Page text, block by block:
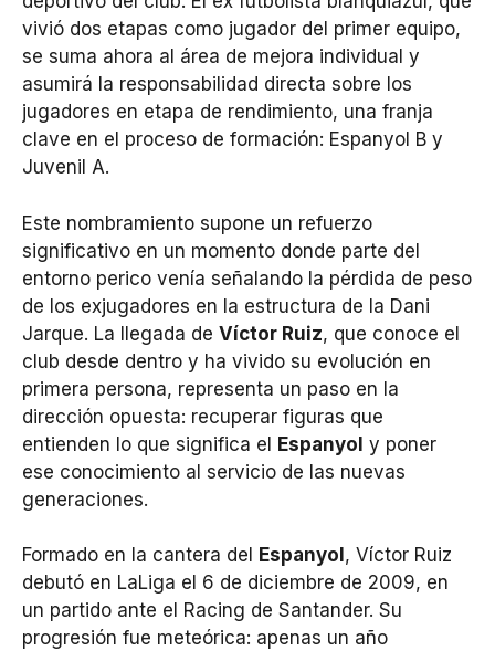
vivió dos etapas como jugador del primer equipo,
se suma ahora al área de mejora individual y
asumirá la responsabilidad directa sobre los
jugadores en etapa de rendimiento, una franja
clave en el proceso de formación: Espanyol B y
Juvenil A.
Este nombramiento supone un refuerzo
significativo en un momento donde parte del
entorno perico venía señalando la pérdida de peso
de los exjugadores en la estructura de la Dani
Jarque. La llegada de Víctor Ruiz, que conoce el
club desde dentro y ha vivido su evolución en
primera persona, representa un paso en la
dirección opuesta: recuperar figuras que
entienden lo que significa el Espanyol y poner
ese conocimiento al servicio de las nuevas
generaciones.
Formado en la cantera del Espanyol , Víctor Ruiz
debutó en LaLiga el 6 de diciembre de 2009, en
un partido ante el Racing de Santander. Su
progresión fue meteórica: apenas un año